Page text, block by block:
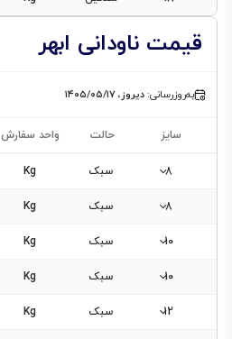
قیمت ناودانی ابهر
به‌روزرسانی:دیروز، ۱۴۰۵/۰۵/۱۷
سایز حالت واحد سفارش
8 سبک Kg
8 سبک Kg
10 سبک Kg
10 سبک Kg
12 سبک Kg